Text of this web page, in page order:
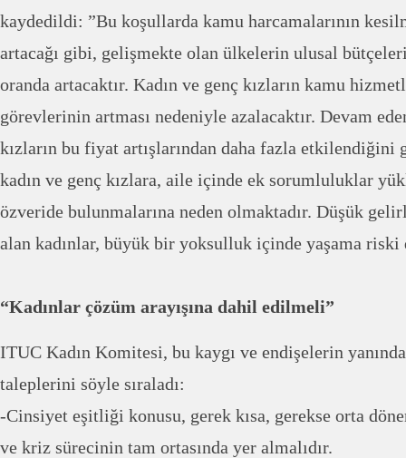
kaydedildi: ”Bu koşullarda kamu harcamalarının
artacağı gibi, gelişmekte olan ülkelerin ulusal
oranda artacaktır. Kadın ve genç kızların kamu
görevlerinin artması nedeniyle azalacaktır. Devam
kızların bu fiyat artışlarından daha fazla etkilendiğini
kadın ve genç kızlara, aile içinde ek sorumluluklar
özveride bulunmalarına neden olmaktadır. Düşük
alan kadınlar, büyük bir yoksulluk içinde yaşama riski
“Kadınlar çözüm arayışına dahil edilmeli”
ITUC Kadın Komitesi, bu kaygı ve endişelerin
taleplerini söyle sıraladı:
-Cinsiyet eşitliği konusu, gerek kısa, gerekse orta
ve kriz sürecinin tam ortasında yer almalıdır.